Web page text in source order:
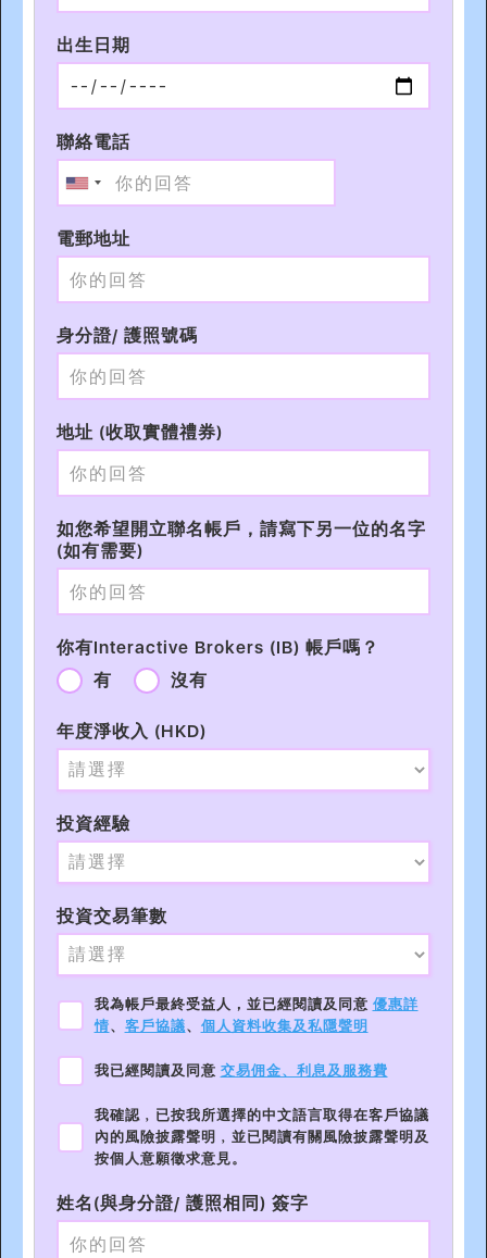
出生日期
聯絡電話
電郵地址
身分證/ 護照號碼
地址 (收取實體禮券)
如您希望開立聯名帳戶，請寫下另一位的名字
(如有需要)
你有Interactive Brokers (IB) 帳戶嗎？
有
沒有
年度淨收入 (HKD)
投資經驗
投資交易筆數
我為帳戶最終受益人，並已經閱讀及同意 優惠詳
情、 客戶協議、 個人資料收集及私隱聲明
我已經閱讀及同意 交易佣金、利息及服務費
我確認﹐已按我所選擇的中文語言取得在客戶協議
內的風險披露聲明﹐並已閱讀有關風險披露聲明及
按個人意願徵求意見。
姓名(與身分證/ 護照相同) 簽字